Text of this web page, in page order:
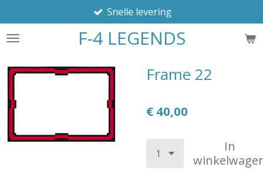
direct
naar
hoofdinhoud
F-4 LEGENDS
Snelle levering
Frame 22
€ 40,00
In